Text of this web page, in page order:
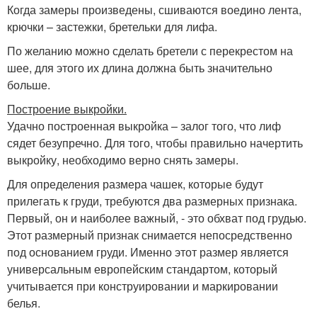
Когда замеры произведены, сшиваются воедино лента,
крючки – застежки, бретельки для лифа.
По желанию можно сделать бретели с перекрестом на
шее, для этого их длина должна быть значительно
больше.
Построение выкройки.
Удачно построенная выкройка – залог того, что лиф
сядет безупречно. Для того, чтобы правильно начертить
выкройку, необходимо верно снять замеры.
Для определения размера чашек, которые будут
прилегать к груди, требуются два размерных признака.
Первый, он и наиболее важный, - это обхват под грудью.
Этот размерный признак снимается непосредственно
под основанием груди. Именно этот размер является
универсальным европейским стандартом, который
учитывается при конструировании и маркировании
белья.